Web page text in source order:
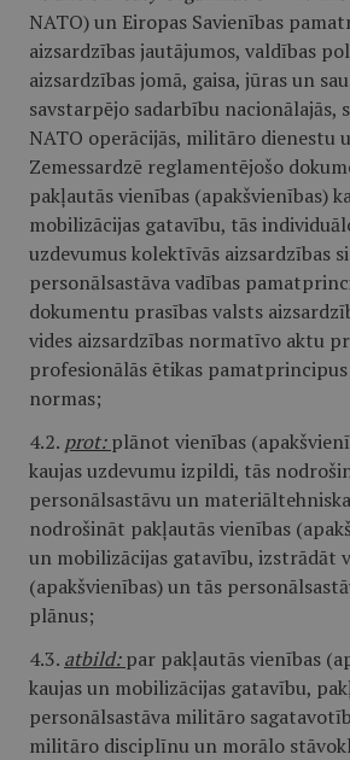
NATO) un Eiropas Savienības
aizsardzības jautājumos, valdības
aizsardzības jomā, gaisa, jūras un
savstarpējo sadarbību nacionālajās,
NATO operācijās, militāro dienestu
Zemessardzē reglamentējošo
pakļautās vienības (apakšvienības)
mobilizācijas gatavību, tās
uzdevumus kolektīvās aizsardzības
personālsastāva vadības
dokumentu prasības valsts
vides aizsardzības normatīvo aktu
profesionālās ētikas
normas;
4.2. prot: plānot vienības
kaujas uzdevumu izpildi, tās
personālsastāvu un
nodrošināt pakļautās vienības
un mobilizācijas gatavību, izstrādāt
(apakšvienības) un tās
plānus;
4.3. atbild: par pakļautās vienības
kaujas un mobilizācijas gatavību,
personālsastāva militāro
militāro disciplīnu un morālo